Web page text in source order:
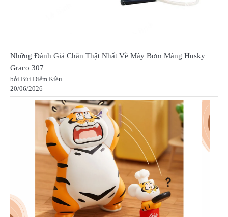
Những Đánh Giá Chân Thật Nhất Về Máy Bơm Màng Husky
Graco 307
bởi Bùi Diễm Kiều
20/06/2026